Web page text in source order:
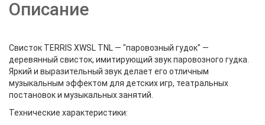
Описание
Свисток TERRIS XWSL TNL — "паровозный гудок" —
деревянный свисток, имитирующий звук паровозного гудка.
Яркий и выразительный звук делает его отличным
музыкальным эффектом для детских игр, театральных
постановок и музыкальных занятий.
Технические характеристики: